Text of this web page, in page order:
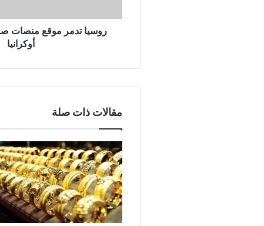
روسيا تدمر موقع منصات
أوكرانيا
مقالات ذات صلة